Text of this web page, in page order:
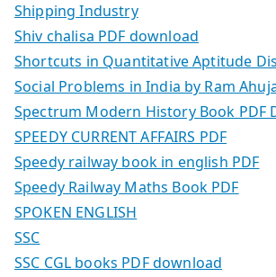
Shipping Industry
Shiv chalisa PDF download
Shortcuts in Quantitative Aptitude
Social Problems in India by Ram
Spectrum Modern History Book PDF
SPEEDY CURRENT AFFAIRS PDF
Speedy railway book in english PDF
Speedy Railway Maths Book PDF
SPOKEN ENGLISH
SSC
SSC CGL books PDF download